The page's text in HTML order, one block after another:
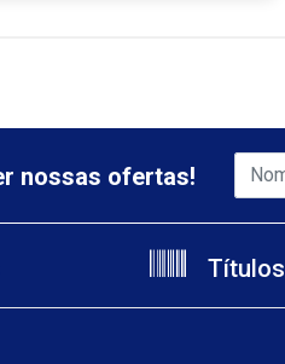
nossas ofertas!
Títulos